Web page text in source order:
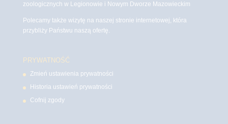
zoologicznych w Legionowie i Nowym Dworze Mazowieckim
Polecamy także wizytę na naszej stronie internetowej, która
przybliży Państwu naszą ofertę.
PRYWATNOŚĆ
Zmień ustawienia prywatności
Historia ustawień prywatności
Cofnij zgody